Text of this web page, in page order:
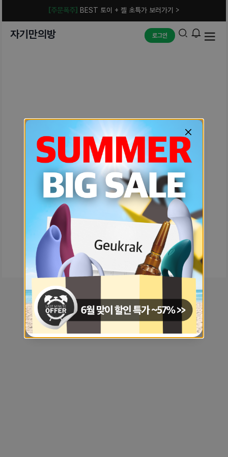
[주문폭주] BEST 토이 + 젤 초특가 보러가기 >
자기만의방 로그인
예상치 못한 에러입니다.